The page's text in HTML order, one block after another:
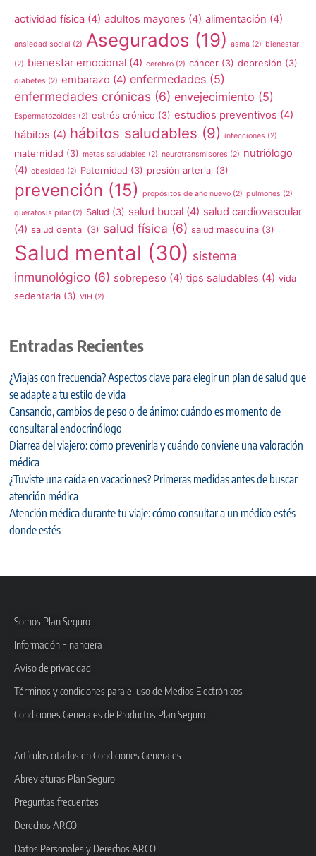
actividad física (4) adultos mayores (4) alimentación (4)
ansiedad social (2) Asegurados (19) asma (2) bienestar
(2) bienestar emocional (4) cerebro (2) cáncer (3) depresión (3)
diabetes (2) embarazo (4) enfermedades (5)
enfermedades crónicas (6) envejecimiento (5)
Espermatozoides (2) estrés crónico (3) estudios preventivos (4)
hábitos (4) hábitos saludables (9) infecciones (2)
maternidad (3) metas saludables (2) neurotransmisores (2) nutriólogo
(4) obesidad (2) Paternidad (3) presión arterial (3)
prevención (15) propósitos de año nuevo (2) pulmones (2)
queratosis pilar (2) Salud (3) salud bucal (4) salud cardiovascular
(4) salud dental (3) salud física (6) salud masculina (3)
Salud mental (30) sistema
inmunológico (6) sobrepeso (4) tips saludables (4) vida
sedentaria (3) VIH (2)
Entradas Recientes
¿Viajas con frecuencia? Aspectos clave para elegir un plan de salud que
se adapte a tu estilo de vida
Cansancio, cambios de peso o de ánimo: cuándo es momento de
consultar al endocrinólogo
Diarrea del viajero: cómo prevenirla y cuándo conviene una valoración
médica
¿Tuviste una caída en vacaciones? Primeras medidas antes de buscar
atención médica
Atención médica durante tu viaje: cómo consultar a un médico estés
donde estés
Somos Plan Seguro
Información Financiera
Aviso de privacidad
Términos y condiciones para el uso de Medios Electrónicos
Condiciones Generales de Productos Plan Seguro
Artículos citados en Condiciones Generales
Abreviaturas Plan Seguro
Preguntas frecuentes
Derechos ARCO
Datos Personales y Derechos ARCO